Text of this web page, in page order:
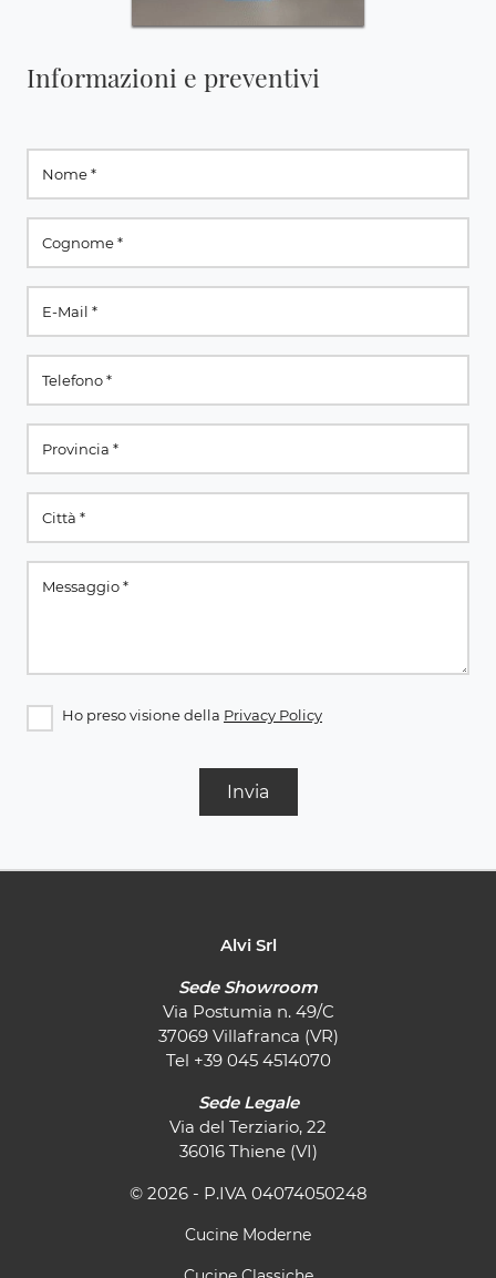
Informazioni e preventivi
Ho preso visione della Privacy Policy
Invia
Alvi Srl
Sede Showroom
Via Postumia n. 49/C
37069 Villafranca (VR)
Tel +39 045 4514070
Sede Legale
Via del Terziario, 22
36016 Thiene (VI)
© 2026 - P.IVA 04074050248
Cucine Moderne